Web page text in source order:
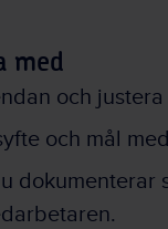
med
och
och mål
dokumenterar